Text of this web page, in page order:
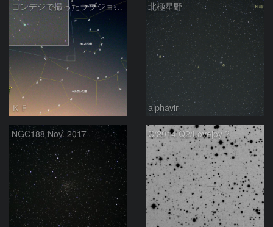
コンデジで撮ったラブジョイ彗星（3）
ＫＦ
北極星野
alphavir
NGC188 Nov. 2017 C/2014 Q2/Lovejoy ?